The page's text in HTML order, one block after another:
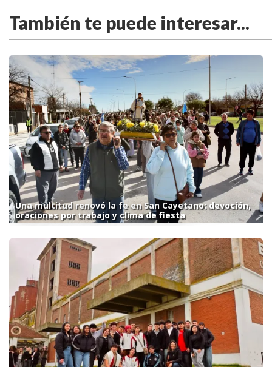
También te puede interesar...
Una multitud renovó la fe en San Cayetano: devoción,
oraciones por trabajo y clima de fiesta